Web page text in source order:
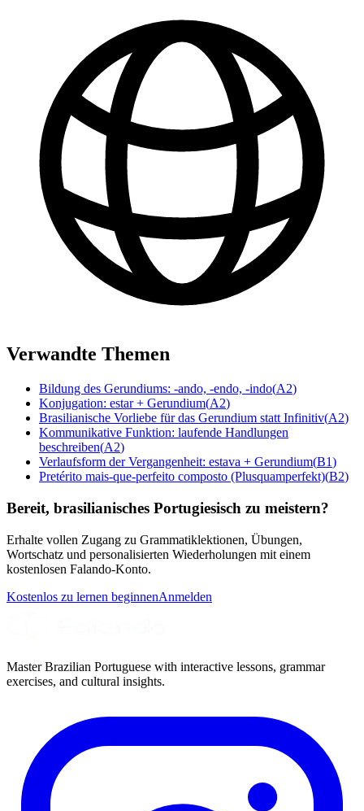
Verwandte Themen
Bildung des Gerundiums: -ando, -endo, -indo(A2)
Konjugation: estar + Gerundium(A2)
Brasilianische Vorliebe für das Gerundium statt Infinitiv(A2)
Kommunikative Funktion: laufende Handlungen
beschreiben(A2)
Verlaufsform der Vergangenheit: estava + Gerundium(B1)
Pretérito mais-que-perfeito composto (Plusquamperfekt)(B2)
Bereit, brasilianisches Portugiesisch zu meistern?
Erhalte vollen Zugang zu Grammatiklektionen, Übungen,
Wortschatz und personalisierten Wiederholungen mit einem
kostenlosen Falando-Konto.
Kostenlos zu lernen beginnenAnmelden
Master Brazilian Portuguese with interactive lessons, grammar
exercises, and cultural insights.